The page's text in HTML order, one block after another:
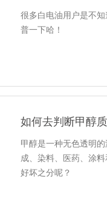
很多白电油用户是不
普一下哈！
如何去判断甲醇
甲醇是一种无色透明
成、染料、医药、涂
好坏之分呢？